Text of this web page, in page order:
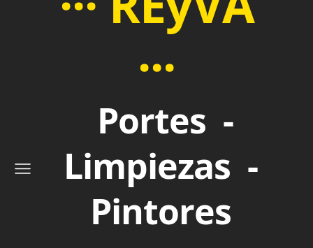
···
Portes -
Limpiezas -
Pintores